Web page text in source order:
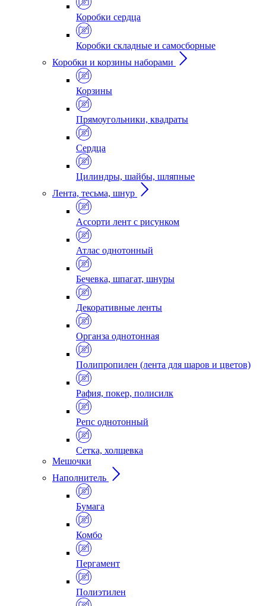
Коробки сердца
Коробки складные и самосборные
Коробки и корзины наборами
Корзины
Прямоугольники, квадраты
Сердца
Цилиндры, шайбы, шляпные
Лента, тесьма, шнур
Ассорти лент с рисунком
Атлас однотонный
Бечевка, шпагат, шнуры
Декоративные ленты
Органза однотонная
Полипропилен (лента для шаров и цветов)
Рафия, покер, полисилк
Репс однотонный
Сетка, холщевка
Мешочки
Наполнитель
Бумага
Комбо
Пергамент
Полиэтилен